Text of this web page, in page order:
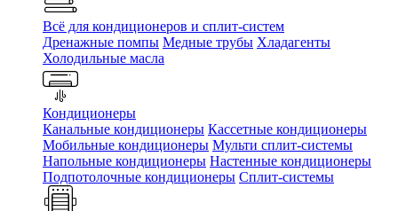
Всё для кондиционеров и сплит-систем
Дренажные помпы Медные трубы Хладагенты
Холодильные масла
Кондиционеры
Канальные кондиционеры Кассетные кондиционеры
Мобильные кондиционеры Мульти сплит-системы
Напольные кондиционеры Настенные кондиционеры
Подпотолочные кондиционеры Сплит-системы